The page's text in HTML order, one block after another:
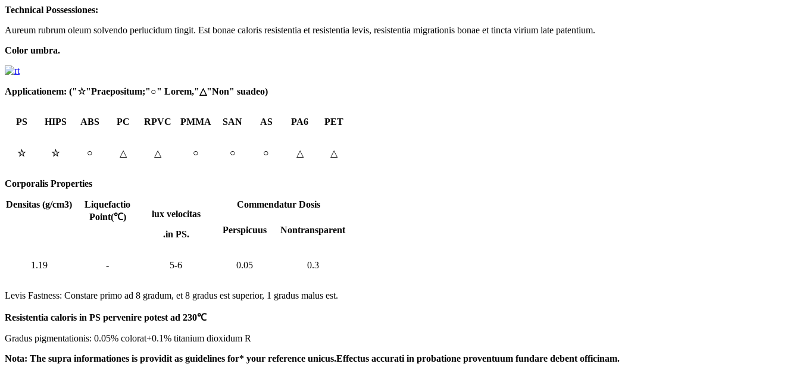
Technical Possessiones:
Aureum rubrum oleum solvendo perlucidum tingit. Est bonae caloris resistentia et resistentia levis, resistentia migrationis bonae et tincta virium late patentium.
Color umbra.
Applicationem: ("☆"Praepositum;"○" Lorem,"△"Non" suadeo)
PS HIPS ABS PC RPVC PMMA SAN AS PA6 PET
☆ ☆ ○ △ △ ○ ○ ○ △ △
Corporalis Properties
Densitas (g/cm3)
Liquefactio
Point(℃) lux velocitas
.in PS.
Commendatur Dosis
Perspicuus Nontransparent
1.19 - 5-6 0.05 0.3
Levis Fastness: Constare primo ad 8 gradum, et 8 gradus est superior, 1 gradus malus est.
Resistentia caloris in PS pervenire potest ad 230℃
Gradus pigmentationis: 0.05% colorat+0.1% titanium dioxidum R
Nota: The supra informationes is providit as guidelines for* your reference unicus.Effectus accurati in probatione proventuum fundare debent officinam.